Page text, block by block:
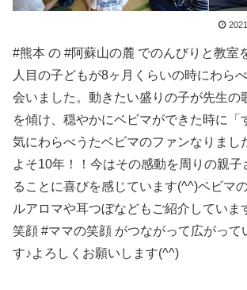
#熊本 の #阿蘇山の麓 でのんびりと教室
人目の子どもが8ヶ月くらいの時にわら
会いました。動きたい盛りの子が先生の
を傾け、穏やかにベビマができた時に「
気にわらべうたベビマのファンなりまし
よそ10年！！今はその感動を周りの親子
ることに喜びを感じています(^^)ベビマ
ルアロマや耳つぼなどもご紹介していま
笑顔 #ママの笑顔 がつながって広がって
す♪よろしくお願いします(^^)